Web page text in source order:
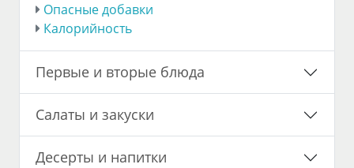
Опасные добавки
Калорийность
Первые и вторые блюда
Салаты и закуски
Десерты и напитки